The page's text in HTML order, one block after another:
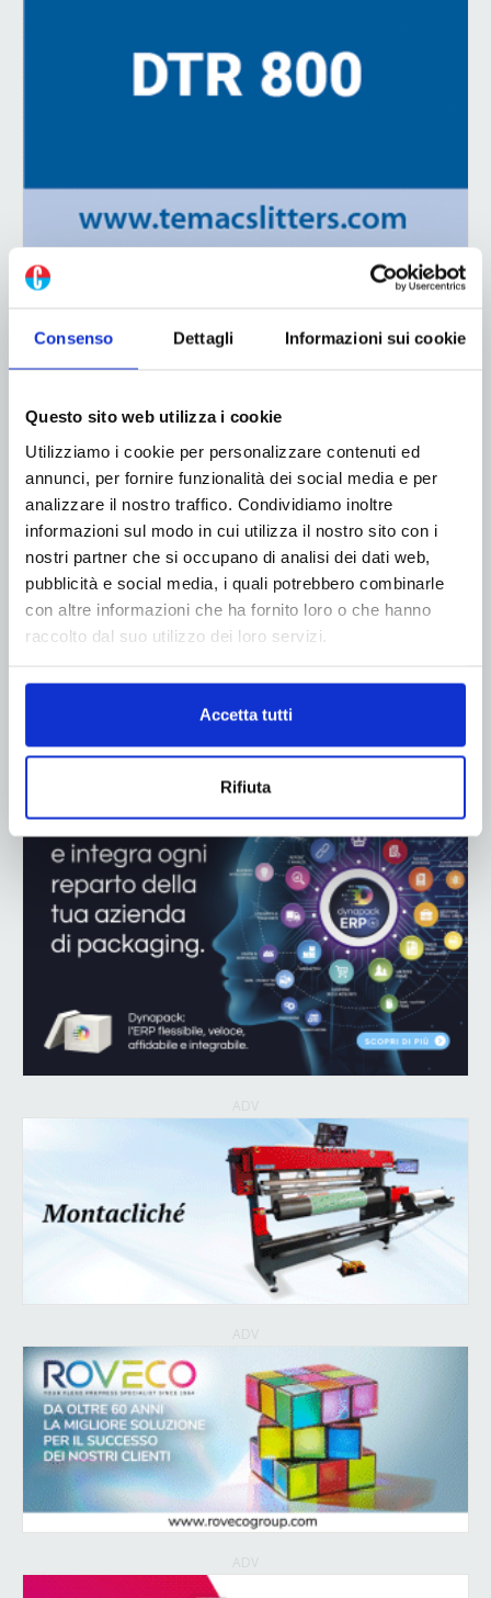
Consenso Dettagli Informazioni sui cookie
Questo sito web utilizza i cookie
Utilizziamo i cookie per personalizzare contenuti ed
annunci, per fornire funzionalità dei social media e per
analizzare il nostro traffico. Condividiamo inoltre
informazioni sul modo in cui utilizza il nostro sito con i
nostri partner che si occupano di analisi dei dati web,
pubblicità e social media, i quali potrebbero combinarle
con altre informazioni che ha fornito loro o che hanno
raccolto dal suo utilizzo dei loro servizi.
Accetta tutti
Rifiuta